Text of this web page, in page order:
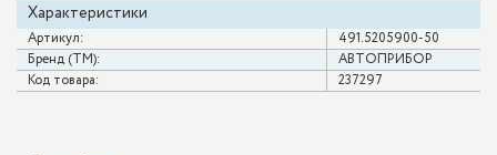
Характеристики
Артикул:
491.5205900-50
Бренд (ТМ):
АВТОПРИБОР
Код товара:
237297